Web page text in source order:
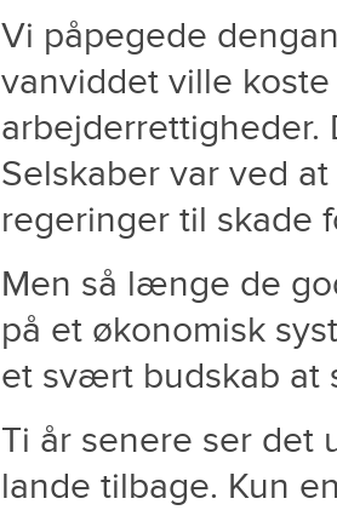
Vi påpegede
vanviddet ville
arbejderrettigheder.
Selskaber var ved
regeringer til skade
Men så længe de
på et økonomisk
et svært budskab at
Ti år senere ser det
lande tilbage. Kun